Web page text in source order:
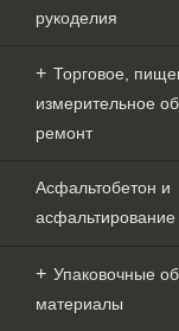
рукоделия
Торговое,
измерительное
ремонт
Асфальтобетон и
асфальтирование
Упаковочные
материалы